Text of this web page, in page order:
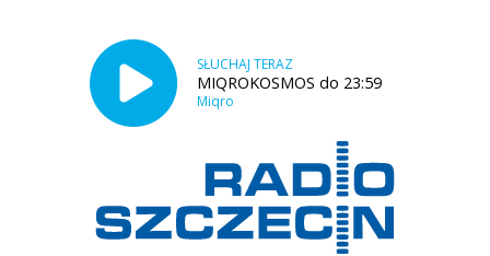
SŁUCHAJ TERAZ
MIQROKOSMOS do 23:59
Miqro